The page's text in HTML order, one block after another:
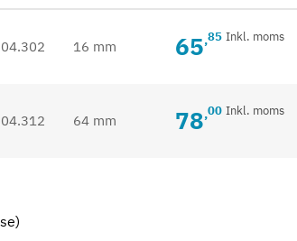
16 mm 65,85 Inkl. moms
64 mm 78,00 Inkl. moms